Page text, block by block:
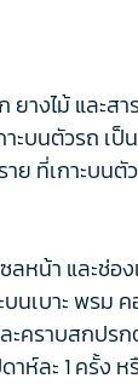
างไม้ และส
าะบนตัวรถ
ย ที่เกาะบน
ลหน้า และช่
นเบาะ พรม
คราบสกปร
ห์ละ 1 ครั้ง